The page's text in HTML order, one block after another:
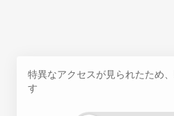
特異なアクセスが見られたため
す